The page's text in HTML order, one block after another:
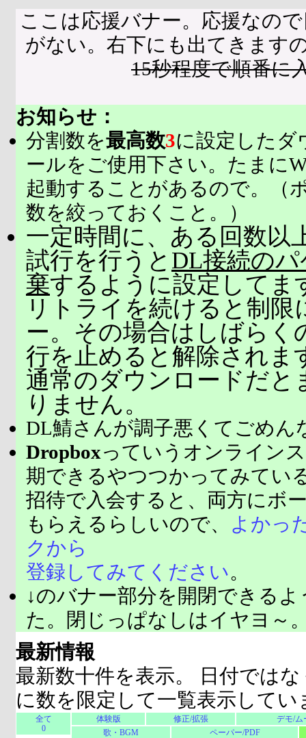
ここは応援バナー。応援なの
がない。右下にも出てきます
15秒程度で順番に
お知らせ：
分割数を最高数3に設定したダ
ールをご使用下さい。たまに
起動することがあるので。（
数を絞っておくこと。）
一定時間に、ある回数以
試行を行うと DL接続の
棄するように設定してま
リトライを続けると制限
ー。その場合はしばらく
行を止めると解除されま
通常のダウンロードだと
りません。
DL鯖さんが調子悪くてごめん
Dropboxっていうオンライン
期できるやつつかってみてい
招待で入会すると、両方にボ
もらえるらしいので、
よかっ
クから
登録してみてください。
↓のバナー部分を開閉できる
た。閉じっぱなしはイヤヨ～
最新情報
最新数十件を表示。 日付では
に数を限定して一覧表示してい
全て
0
体験版 修正/拡張
デモ/ム
歌・BGM
ペーパー/PDF